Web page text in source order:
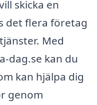
skicka en
det flera företag
Med
dag.se kan du
kan hjälpa dig
genom